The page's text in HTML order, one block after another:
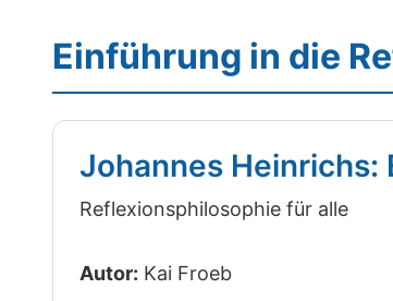
Einführung in die
Johannes Heinrichs:
Reflexionsphilosophie für alle
Autor: Kai Froeb